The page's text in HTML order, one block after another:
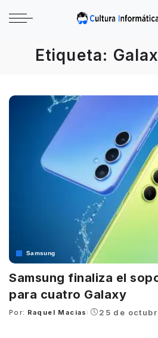
Etiqueta:
Samsung
Samsung finaliza el
para cuatro Galaxy
Posted
Por: Raquel Macias 25 de